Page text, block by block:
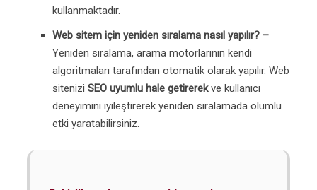
kullanmaktadır.
Web sitem için yeniden sıralama nasıl yapılır? –
Yeniden sıralama, arama motorlarının kendi
algoritmaları tarafından otomatik olarak yapılır. Web
sitenizi SEO uyumlu hale getirerekve kullanıcı
deneyimini iyileştirerek yeniden sıralamada olumlu
etki yaratabilirsiniz.